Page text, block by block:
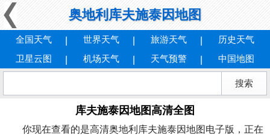
奥地利库夫施泰因地图
全国天气 世界天气 旅游天气
历史天气
卫星云图
机场天气 天气预警 中国地图
库夫施泰因地图高清全图
你现在查看的是高清奥地利库夫施泰因地图电子版，正在